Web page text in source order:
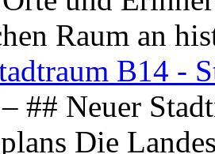
Raum an
B14 -
– ## Neuer
Die